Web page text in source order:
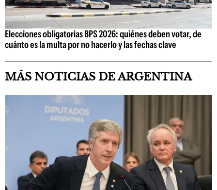
Elecciones obligatorias BPS 2026: quiénes deben votar, de
cuánto es la multa por no hacerlo y las fechas clave
MÁS NOTICIAS DE ARGENTINA